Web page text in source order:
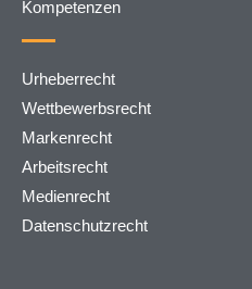
Kompetenzen
Urheberrecht
Wettbewerbsrecht
Markenrecht
Arbeitsrecht
Medienrecht
Datenschutzrecht